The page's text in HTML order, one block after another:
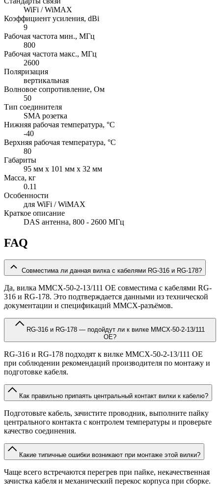
WiFi / WiMAX
Коэффициент усиления, dBi
9
Рабочая частота мин., МГц
800
Рабочая частота макс., МГц
2600
Поляризация
вертикальная
Волновое сопротивление, Ом
50
Тип соединителя
SMA розетка
Нижняя рабочая температура, °C
-40
Верхняя рабочая температура, °C
80
Габариты
95 мм x 101 мм x 32 мм
Масса, кг
0.11
Особенности
для WiFi / WiMAX
Краткое описание
DAS антенна, 800 - 2600 МГц
FAQ
Совместима ли данная вилка с кабелями RG-316 и RG-178?
Да, вилка MMCX-50-2-13/111 OE совместима с кабелями RG-
316 и RG-178. Это подтверждается данными из технической
документации и спецификаций MMCX-разъёмов.
OE?
RG-316 и RG-178 подходят к вилке MMCX-50-2-13/111 OE
при соблюдении рекомендаций производителя по монтажу и
подготовке кабеля.
Как правильно припаять центральный контакт вилки к кабелю?
Подготовьте кабель, зачистите проводник, выполните пайку
центрального контакта с контролем температуры и проверьте
качество соединения.
Какие типичные ошибки возникают при монтаже этой вилки?
Чаще всего встречаются перегрев при пайке, некачественная
зачистка кабеля и механический перекос корпуса при сборке.